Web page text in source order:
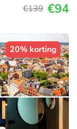
€139 €94
20% korting